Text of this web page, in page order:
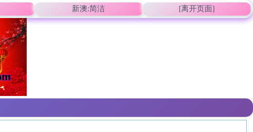
新澳:简洁 [离开页面]